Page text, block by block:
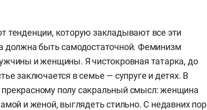
тенденции, которую закладывают все эти
должна быть самодостаточной. Феминизм
и женщины. Я чистокровная татарка, до
заключается в семье — супруге и детях. В
полу сакральный смысл: женщина
и женой, выглядеть стильно. С недавних пор